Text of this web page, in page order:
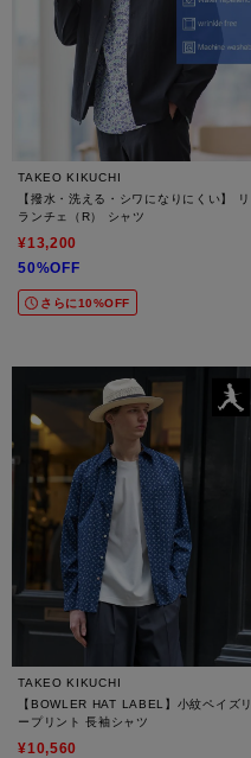
TAKEO KIKUCHI
【撥水・洗える・シワになりにくい】 リ
ランチェ（R） シャツ
¥13,200
50%OFF
さらに10%OFF
TAKEO KIKUCHI
【BOWLER HAT LABEL】小紋ペイズリ
ープリント 長袖シャツ
¥10,560